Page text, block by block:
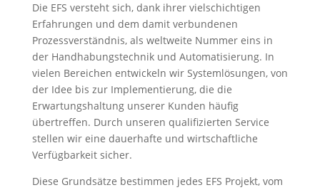
Die EFS versteht sich, dank ihrer vielschichtigen
Erfahrungen und dem damit verbundenen
Prozessverständnis, als weltweite Nummer eins in
der Handhabungstechnik und Automatisierung. In
vielen Bereichen entwickeln wir Systemlösungen, von
der Idee bis zur Implementierung, die die
Erwartungshaltung unserer Kunden häufig
übertreffen. Durch unseren qualifizierten Service
stellen wir eine dauerhafte und wirtschaftliche
Verfügbarkeit sicher.
Diese Grundsätze bestimmen jedes EFS Projekt, vom